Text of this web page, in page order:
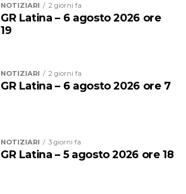
NOTIZIARI 2 giorni fa
GR Latina – 6 agosto 2026 ore
19
NOTIZIARI 2 giorni fa
GR Latina – 6 agosto 2026 ore 7
NOTIZIARI 3 giorni fa
GR Latina – 5 agosto 2026 ore 18